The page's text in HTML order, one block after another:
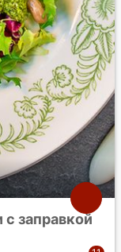
заправкой